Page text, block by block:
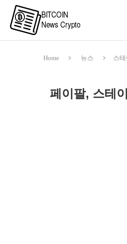
Home 뉴스 스
페이팔, 스테